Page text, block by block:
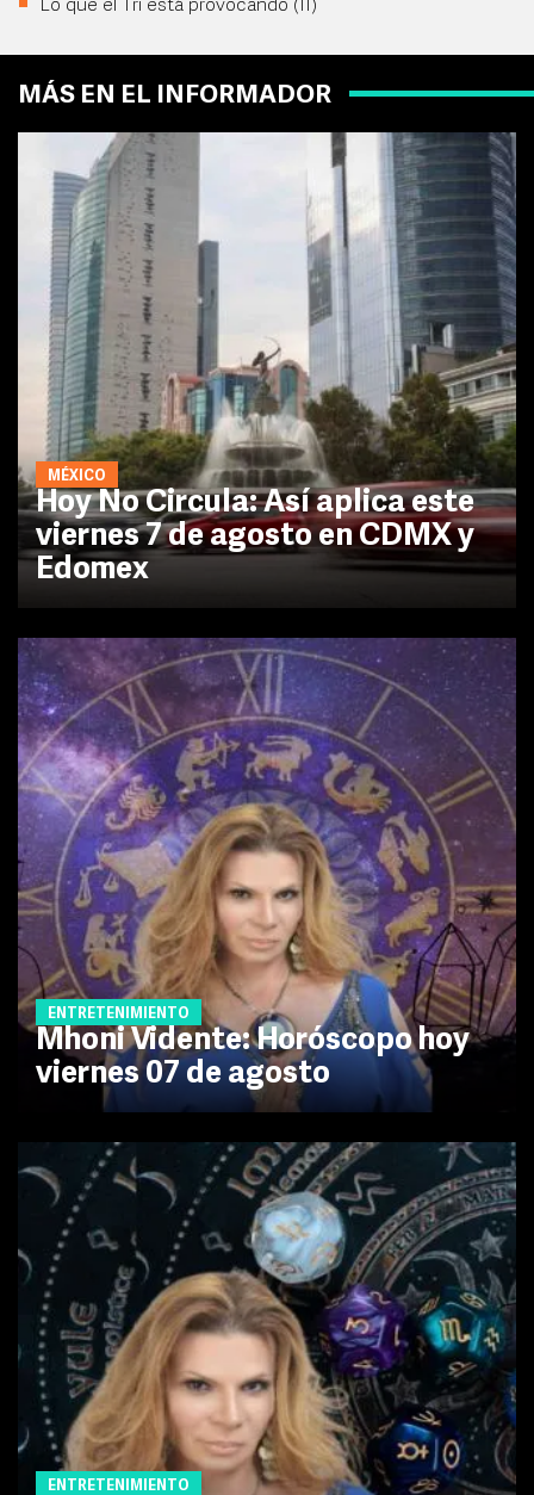
Lo que el Tri está provocando (II)
MÁS EN EL INFORMADOR
MÉXICO
Hoy No Circula: Así aplica este
viernes 7 de agosto en CDMX y
Edomex
ENTRETENIMIENTO
Mhoni Vidente: Horóscopo hoy
viernes 07 de agosto
ENTRETENIMIENTO